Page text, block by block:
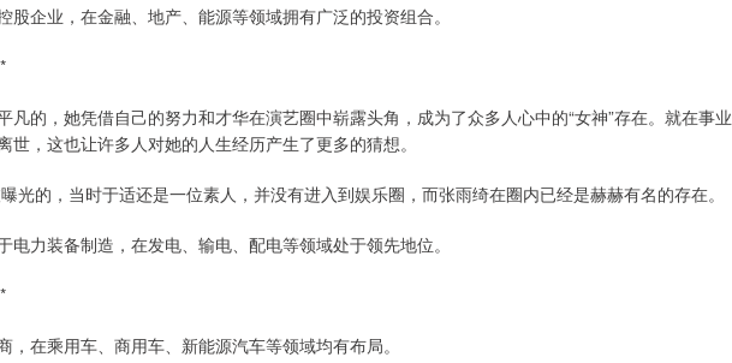
股企业，在金融、地产、能源等领域拥有广泛的投资组合。
凡的，她凭借自己的努力和才华在演艺圈中崭露头角，成为了众多人心中的“女神”存在。就在事业
，这也让许多人对她的人生经历产生了更多的猜想。
光的，当时于适还是一位素人，并没有进入到娱乐圈，而张雨绮在圈内已经是赫赫有名的存在。
力装备制造，在发电、输电、配电等领域处于领先地位。
在乘用车、商用车、新能源汽车等领域均有布局。